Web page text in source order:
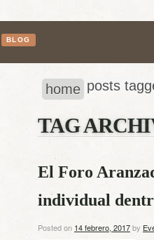
BLOG
home posts
TAG
El Foro
individual
Posted on 14 febrero, 2017by